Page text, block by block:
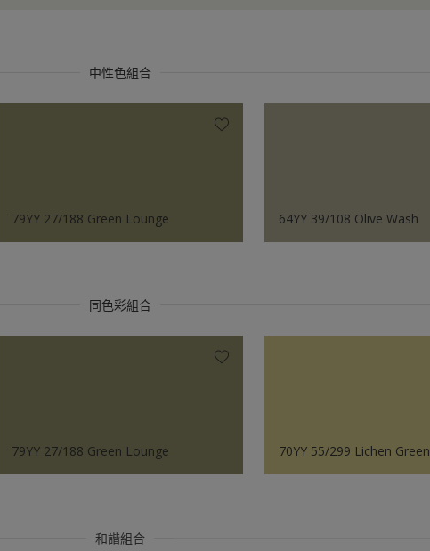
中性色組合
79YY 27/188 Green Lounge 64YY 39/108 Olive Wash
同色彩組合
79YY 27/188 Green Lounge 70YY 55/299 Lichen Green
和諧組合